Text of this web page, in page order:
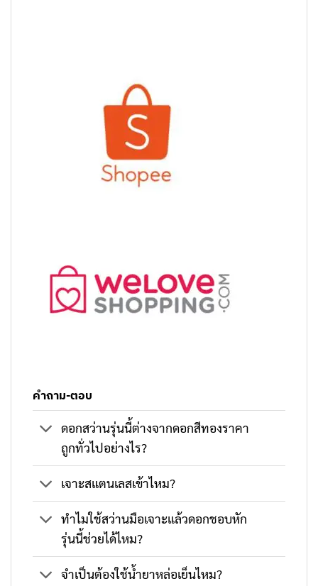
คำถาม-ตอบ
ดอกสว่านรุ่นนี้ต่างจากดอกสีทองราคา
ถูกทั่วไปอย่างไร?
เจาะสแตนเลสเข้าไหม?
ทำไมใช้สว่านมือเจาะแล้วดอกชอบหัก
รุ่นนี้ช่วยได้ไหม?
จำเป็นต้องใช้น้ำยาหล่อเย็นไหม?